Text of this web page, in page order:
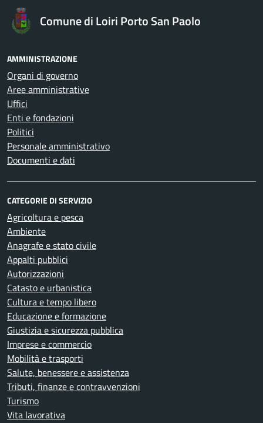
Comune di Loiri Porto San Paolo
AMMINISTRAZIONE
Organi di governo
Aree amministrative
Uffici
Enti e fondazioni
Politici
Personale amministrativo
Documenti e dati
CATEGORIE DI SERVIZIO
Agricoltura e pesca
Ambiente
Anagrafe e stato civile
Appalti pubblici
Autorizzazioni
Catasto e urbanistica
Cultura e tempo libero
Educazione e formazione
Giustizia e sicurezza pubblica
Imprese e commercio
Mobilità e trasporti
Salute, benessere e assistenza
Tributi, finanze e contravvenzioni
Turismo
Vita lavorativa